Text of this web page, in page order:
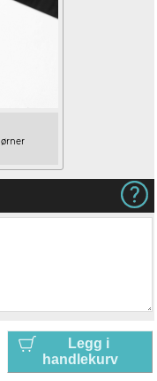
Legg i
handlekurv